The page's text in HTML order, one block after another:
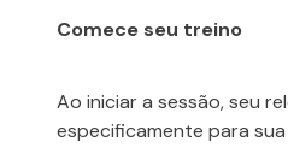
Comece seu treino
Ao iniciar a sessão, seu
especificamente para